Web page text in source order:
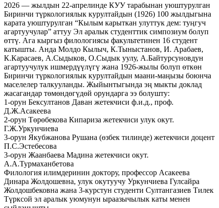
2026 — жылдын 22-апрелинде КУУ тарабынан уюштурулган
Биринчи түркологиялык курултайдын (1926) 100 жылдыгына
карата уюштурулган “Кылым карыткан улуттук дем: туңгуч
агартуучулар” аттуу Эл аралык студенттик симпозиум болуп
өттү. Ага кыргыз филологиясы факультетинен 16 студент
катышты. Анда Молдо Кылыч, К.Тыныстанов, И. Арабаев,
К.Карасаев, А.Сыдыков, О.Сыдык уулу, А.Байтурсуновдун
агартуучулук ишмердүүлүгү жана 1926-жылы болуп өткөн
Биринчи түркологиялык курултайдын маани-маңызы боюнча
маселелер талкууланды. Жыйынтыгында эң мыкты доклад
жасагандар төмөндөгүдөй орундарга ээ болушту:
1-орун Бексултанов Даван жетекчиси ф.и.д., проф.
Д.Ж.Асакеева
2-орун Төрөбекова Кипариза жетекчиси улук окут.
Г.Ж.Уркунчиева
3-орун Якубжанова Рушана (өзбек тилинде) жетекчиси доцент
П.С.Эстебесова
3-орун Жаанбаева Мадина жетекчиси окут.
А.А.Турмаханбетова
Филология илимдеринин доктору, профессор Асакеева
Динара Жолдошевна, улук окутуучу Уркунчиева Гулсайра
Жолдошбековна жана 3-курстун студенти Султангазиев Тилек
Түрксой эл аралык уюмунун ыраазычылык каты менен